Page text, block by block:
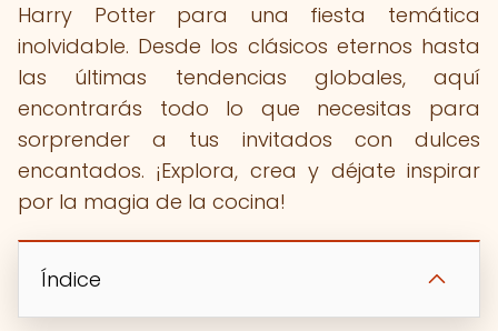
Harry Potter para una fiesta temática
inolvidable. Desde los clásicos eternos hasta
las últimas tendencias globales, aquí
encontrarás todo lo que necesitas para
sorprender a tus invitados con dulces
encantados. ¡Explora, crea y déjate inspirar
por la magia de la cocina!
Índice